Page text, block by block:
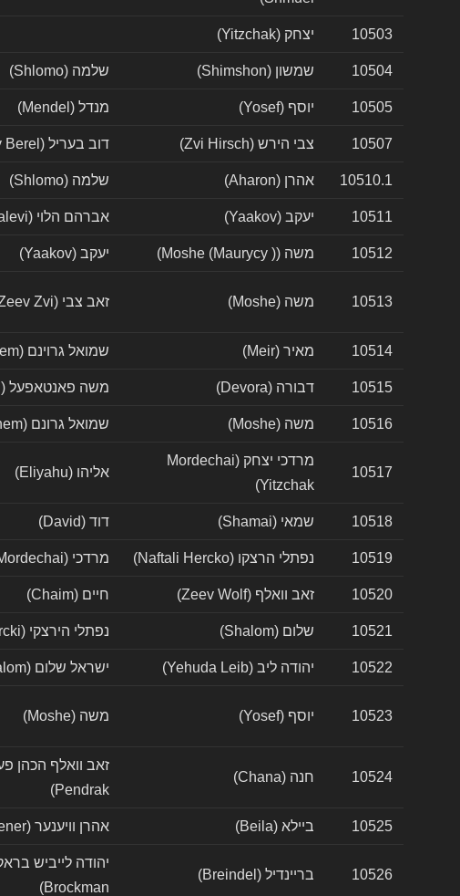
10503 יצחק (Yitzchak)
10504 שמשון (Shimshon) שלמה (Shlomo)
10505 יוסף (Yosef) מנדל (Mendel)
10507 צבי הירש (Zvi Hirsch) דוב בעריל (Dov Berel)
10510.1 אהרן (Aharon) שלמה (Shlomo)
10511 יעקב (Yaakov) אברהם הלוי (Avraham Halevi)
10512 משה (Moshe (Maurycy )) יעקב (Yaakov)
10513 משה (Moshe) זאב צבי (Zeev Zvi)
10514 מאיר (Meir) שמואל גרוינם (Shmuel Gronem)
10515 דבורה (Devora) משה פאנטאפעל (Moshe Pantofel)
10516 משה (Moshe) שמואל גרונם (Shmuel Gronem)
10517
מרדכי יצחק (Mordechai
Yitzchak)
אליהו (Eliyahu)
10518 שמאי (Shamai) דוד (David)
10519 נפתלי הרצקו (Naftali Hercko) מרדכי (Mordechai)
10520 זאב וואלף (Zeev Wolf) חיים (Chaim)
10521 שלום (Shalom) נפתלי הירצקי (Naftali Hercki)
10522 יהודה ליב (Yehuda Leib) ישראל שלום (Yisrael Shalom)
10523 יוסף (Yosef) משה (Moshe)
10524 חנה (Chana)
Pendrak)
10525 ביילא (Beila) אהרן וויענער (Aharon Wiener)
10526 בריינדיל (Breindel)
Brockman)